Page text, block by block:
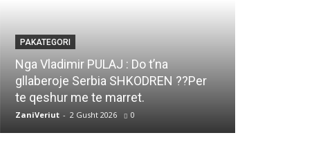
PAKATEGORI
Nga Vladimir PULAJ : Do t’na
gllaberoje Serbia SHKODREN ??Per
te qeshur me te marret.
ZaniVeriut - 2 Gusht 2026 0